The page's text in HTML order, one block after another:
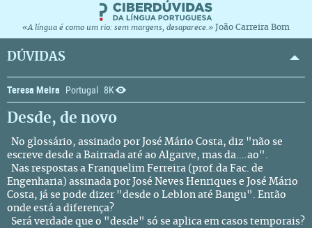
«A língua é como um rio: sem margens, desaparece.» João Carreira Bom
DÚVIDAS
Teresa Meira Portugal 8K
Desde, de novo
No glossário, assinado por José Mário Costa, diz "não se
escreve desde a Bairrada até ao Algarve, mas da....ao".
Nas respostas a Franquelim Ferreira (prof.da Fac. de
Engenharia) assinada por José Neves Henriques e José Mário
Costa, já se pode dizer "desde o Leblon até Bangu". Então
onde está a diferença?
Será verdade que o "desde" só se aplica em casos temporais?